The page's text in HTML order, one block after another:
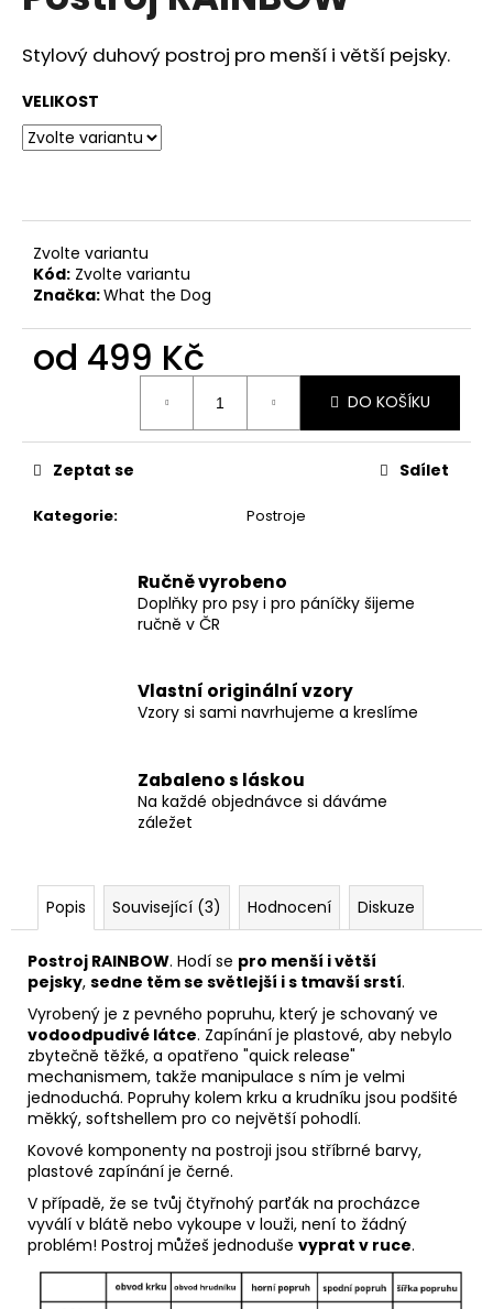
z
5
Stylový duhový postroj pro menší i větší pejsky.
VELIKOST
Zvolte variantu
Kód: Zvolte variantu
Značka:What the Dog
od 499 Kč
DO KOŠÍKU
Kategorie: Postroje
Zeptat se Sdílet
Ručně vyrobeno
Doplňky pro psy i pro páníčky šijeme
ručně v ČR
Vlastní originální vzory
Vzory si sami navrhujeme a kreslíme
Zabaleno s láskou
Na každé objednávce si dáváme
záležet
Popis Související (3) Hodnocení Diskuze
Postroj RAINBOW. Hodí se pro menší i větší
pejsky, sedne těm se světlejší i s tmavší srstí.
Vyrobený je z pevného popruhu, který je schovaný ve
vodoodpudivé látce. Zapínání je plastové, aby nebylo
zbytečně těžké, a opatřeno "quick release"
mechanismem, takže manipulace s ním je velmi
jednoduchá. Popruhy kolem krku a krudníku jsou podšité
měkký, softshellem pro co největší pohodlí.
Kovové komponenty na postroji jsou stříbrné barvy,
plastové zapínání je černé.
V případě, že se tvůj čtyřnohý parťák na procházce
vyválí v blátě nebo vykoupe v louži, není to žádný
problém! Postroj můžeš jednoduše vyprat v ruce.
j
t
?
D
o
r
u
u